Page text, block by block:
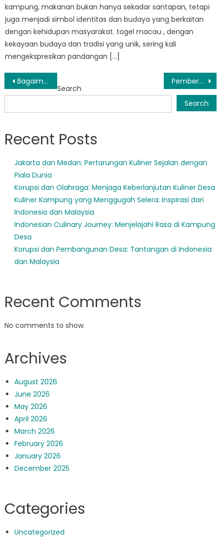
kampung, makanan bukan hanya sekadar santapan, tetapi
juga menjadi simbol identitas dan budaya yang berkaitan
dengan kehidupan masyarakat. togel macau , dengan
kekayaan budaya dan tradisi yang unik, sering kali
mengekspresikan pandangan […]
Post
navigation
Bagaimana BPBD Tongas Menjamin Keamanan dan Ketahanan di Indonesia Pemberdayaan Masyarakat: Peran BPBD Sumberasih Dalam Membangun Ketahanan
Search
Search
Recent Posts
Jakarta dan Medan: Pertarungan Kuliner Sejalan dengan
Piala Dunia
Korupsi dan Olahraga: Menjaga Keberlanjutan Kuliner Desa
Kuliner Kampung yang Menggugah Selera: Inspirasi dari
Indonesia dan Malaysia
Indonesian Culinary Journey: Menjelajahi Rasa di Kampung
Desa
Korupsi dan Pembangunan Desa: Tantangan di Indonesia
dan Malaysia
Recent Comments
No comments to show.
Archives
August 2026
June 2026
May 2026
April 2026
March 2026
February 2026
January 2026
December 2025
Categories
Uncategorized